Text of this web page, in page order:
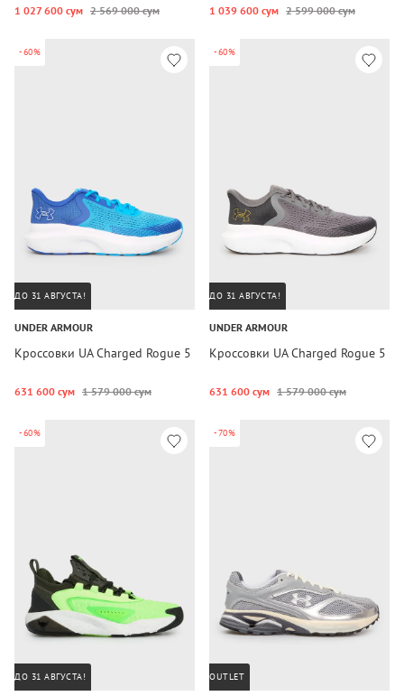
1 027 600 сум 2 569 000 сум 1 039 600 сум 2 599 000 сум
-60%
ДО 31 АВГУСТА!
UNDER ARMOUR
Кроссовки UA Charged Rogue 5
631 600 сум 1 579 000 сум
-60%
ДО 31 АВГУСТА!
UNDER ARMOUR
Кроссовки UA Charged Rogue 5
631 600 сум 1 579 000 сум
-60%
ДО 31 АВГУСТА!
-70%
OUTLET